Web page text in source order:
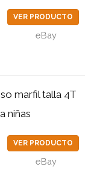
VER PRODUCTO
eBay
marfil talla 4T
niñas
VER PRODUCTO
eBay